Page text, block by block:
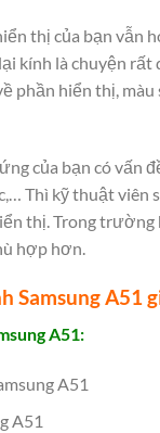
thị của bạn vẫn
kính là chuyện rất
phần hiển thị, màu
của bạn có vấn
Thì kỹ thuật viên
thị. Trong trường
hợp hơn.
Samsung A51
A51:
A51
A51